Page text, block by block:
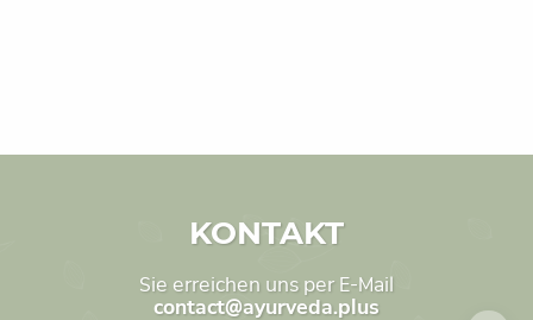
KONTAKT
Sie erreichen uns per E-Mail
contact@ayurveda.plus